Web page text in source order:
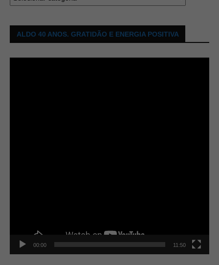
ALDO 40 ANOS. GRATIDÃO E ENERGIA POSITIVA
00:00 11:50